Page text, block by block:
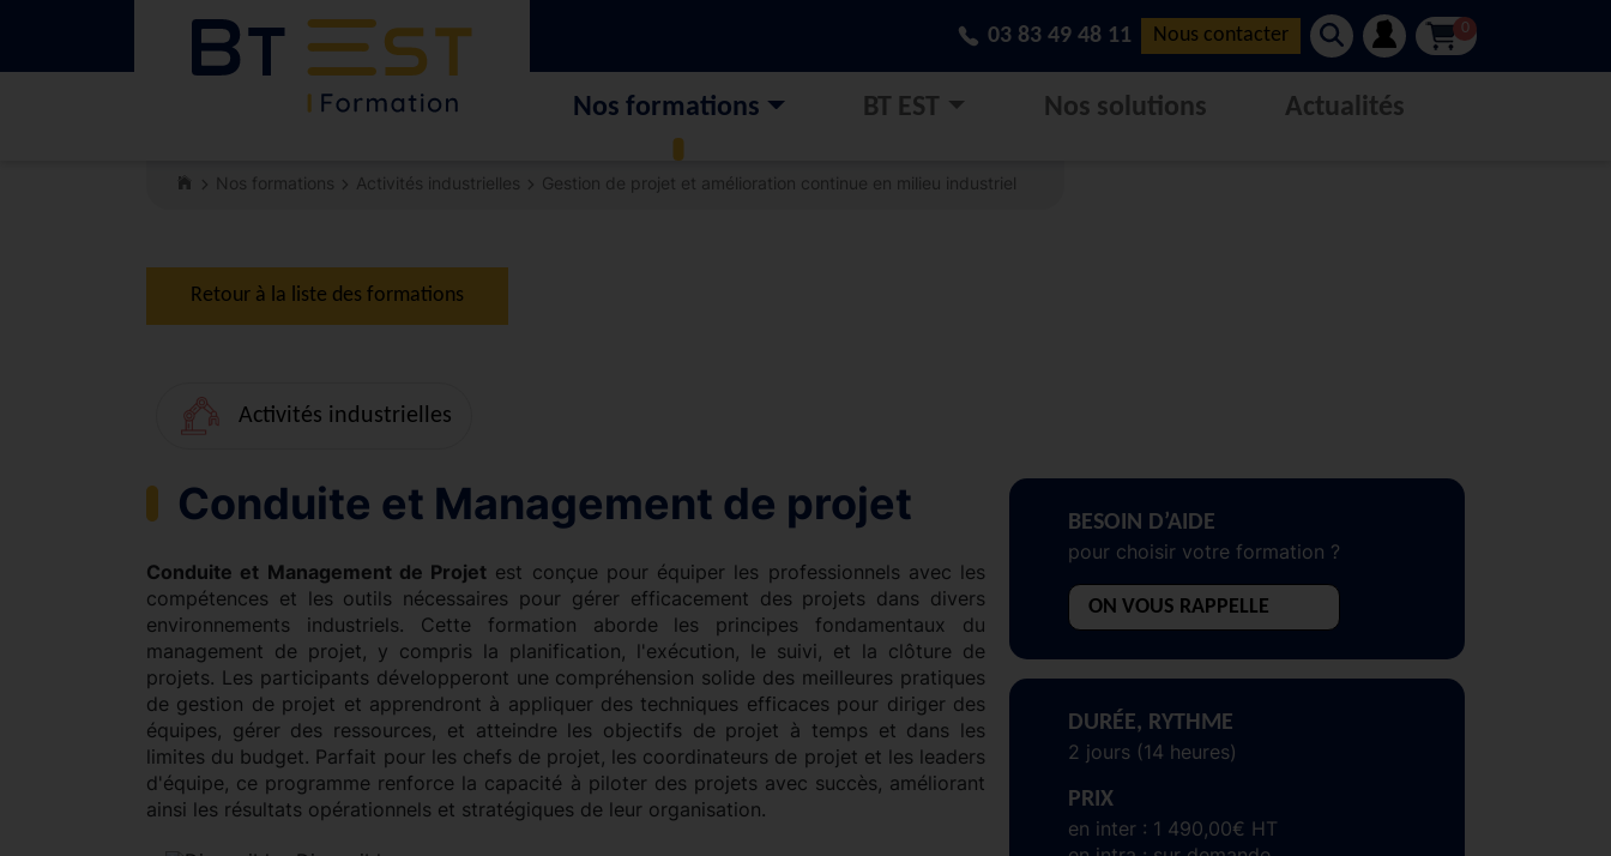
03 83 49 48 11 Nous contacter 0
Nos formations BT EST Nos solutions Actualités
Nos formations Activités industrielles Gestion de projet et amélioration continue en milieu industriel
Retour à la liste des formations
Activités industrielles
Conduite et Management de projet
Conduite et Management de Projet est conçue pour équiper les professionnels avec les
compétences et les outils nécessaires pour gérer efficacement des projets dans divers
environnements industriels. Cette formation aborde les principes fondamentaux du
management de projet, y compris la planification, l'exécution, le suivi, et la clôture de
projets. Les participants développeront une compréhension solide des meilleures pratiques
de gestion de projet et apprendront à appliquer des techniques efficaces pour diriger des
équipes, gérer des ressources, et atteindre les objectifs de projet à temps et dans les
limites du budget. Parfait pour les chefs de projet, les coordinateurs de projet et les leaders
d'équipe, ce programme renforce la capacité à piloter des projets avec succès, améliorant
ainsi les résultats opérationnels et stratégiques de leur organisation.
BESOIN D’AIDE
pour choisir votre formation ?
ON VOUS RAPPELLE
DURÉE, RYTHME
2 jours (14 heures)
PRIX
en inter : 1 490,00€ HT